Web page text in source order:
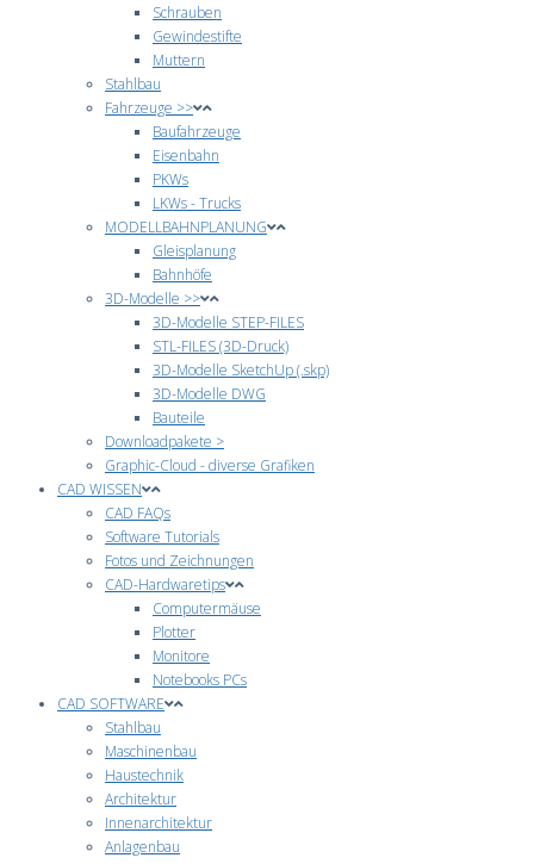
Schrauben
Gewindestifte
Muttern
Stahlbau
Fahrzeuge >>
Baufahrzeuge
Eisenbahn
PKWs
LKWs - Trucks
MODELLBAHNPLANUNG
Gleisplanung
Bahnhöfe
3D-Modelle >>
3D-Modelle STEP-FILES
STL-FILES (3D-Druck)
3D-Modelle SketchUp (.skp)
3D-Modelle DWG
Bauteile
Downloadpakete >
Graphic-Cloud - diverse Grafiken
CAD WISSEN
CAD FAQs
Software Tutorials
Fotos und Zeichnungen
CAD-Hardwaretips
Computermäuse
Plotter
Monitore
Notebooks PCs
CAD SOFTWARE
Stahlbau
Maschinenbau
Haustechnik
Architektur
Innenarchitektur
Anlagenbau